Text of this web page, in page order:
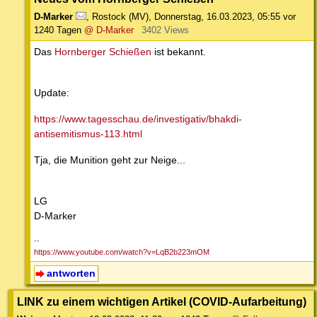
D-Marker Rostock (MV) Donnerstag, 16.03.2023, 05:55 vor
1240 Tagen @ D-Marker 3402 Views
Das Hornberger Schießen ist bekannt.
Update:
https://www.tagesschau.de/investigativ/bhakdi-
antisemitismus-113.html
Tja, die Munition geht zur Neige...
LG
D-Marker
--
https://www.youtube.com/watch?v=LqB2b223mOM
antworten
LINK zu einem wichtigen Artikel (COVID-Aufarbeitung)